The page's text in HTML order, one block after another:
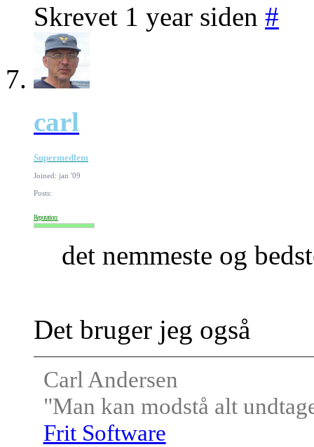
Skrevet 1 year siden #
carl
Supermedlem
Joined: jan '09
Posts:
Reputation:
det nemmeste og
Det bruger jeg også
Carl Andersen
"Man kan modstå alt
Frit Software